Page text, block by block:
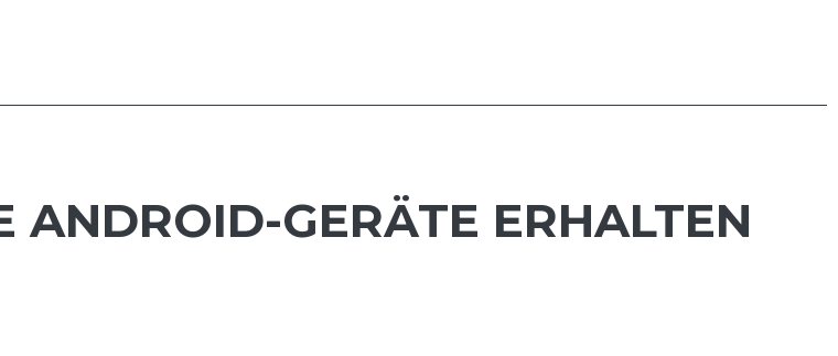
ANDROID-GERÄTE ERHALTEN